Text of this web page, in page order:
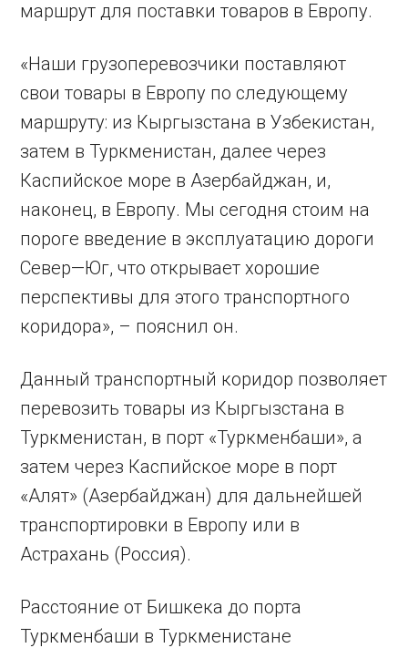
маршрут для поставки товаров в Европу.
«Наши грузоперевозчики поставляют
свои товары в Европу по следующему
маршруту: из Кыргызстана в Узбекистан,
затем в Туркменистан, далее через
Каспийское море в Азербайджан, и,
наконец, в Европу. Мы сегодня стоим на
пороге введение в эксплуатацию дороги
Север—Юг, что открывает хорошие
перспективы для этого транспортного
коридора», – пояснил он.
Данный транспортный коридор позволяет
перевозить товары из Кыргызстана в
Туркменистан, в порт «Туркменбаши», а
затем через Каспийское море в порт
«Алят» (Азербайджан) для дальнейшей
транспортировки в Европу или в
Астрахань (Россия).
Расстояние от Бишкека до порта
Туркменбаши в Туркменистане